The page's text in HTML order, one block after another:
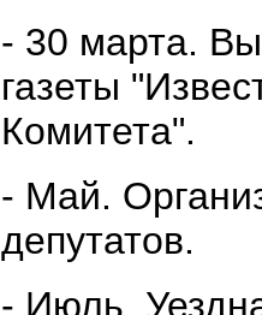
- 30 марта.
газеты
Комитета".
- Май.
депутатов.
- Июль.